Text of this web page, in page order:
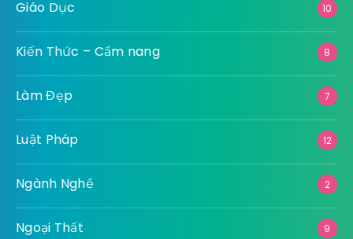
Giáo Dục 10
Kiến Thức – Cẩm nang 8
Làm Đẹp 7
Luật Pháp 12
Ngành Nghề 2
Ngoại Thất 9